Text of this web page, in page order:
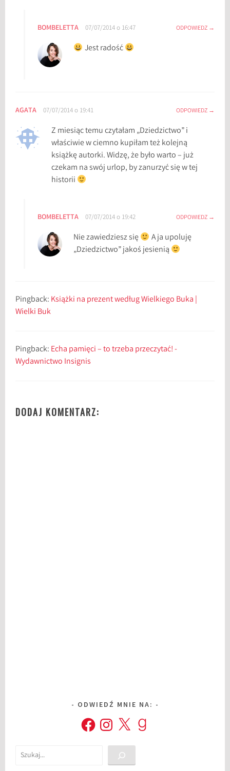
BOMBELETTA 07/07/2014 o 16:47 ODPOWIEDZ
Jest radość
AGATA 07/07/2014 o 19:41 ODPOWIEDZ
Z miesiąc temu czytałam „Dziedzictwo” i
właściwie w ciemno kupiłam też kolejną
książkę autorki. Widzę, że było warto – już
czekam na swój urlop, by zanurzyć się w tej
historii
BOMBELETTA 07/07/2014 o 19:42 ODPOWIEDZ
Nie zawiedziesz się
A ja upoluję
„Dziedzictwo” jakoś jesienią
Pingback: Książki na prezent według Wielkiego Buka |
Wielki Buk
Pingback: Echa pamięci – to trzeba przeczytać! -
Wydawnictwo Insignis
DODAJ KOMENTARZ:
ODWIEDŹ MNIE NA:
FacebookInstagram
X Goodreads
Szukaj